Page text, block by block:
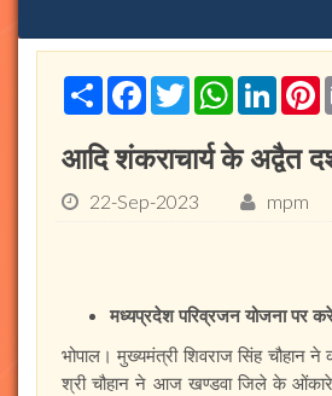
ShareFacebook
TwitterWhatsApp
आदि शंकराचार्य के अद्वैत
22-Sep-2023 mpm
मध्यप्रदेश परिव्रजन योजना पर
भोपाल। मुख्यमंत्री शिवराज सिंह चौहान
श्री चौहान ने आज खण्डवा जिले के